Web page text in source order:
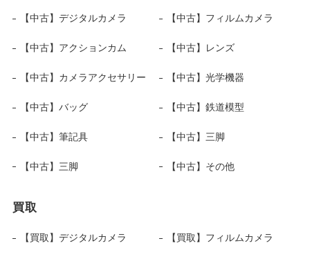
【中古】デジタルカメラ 【中古】フィルムカメラ
【中古】アクションカム 【中古】レンズ
【中古】カメラアクセサリー 【中古】光学機器
【中古】バッグ 【中古】鉄道模型
【中古】筆記具 【中古】三脚
【中古】三脚 【中古】その他
買取
【買取】デジタルカメラ 【買取】フィルムカメラ